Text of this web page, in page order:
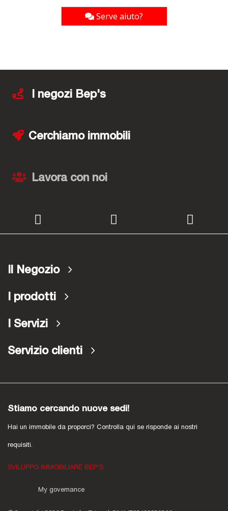
Serve aiuto?
I negozi Bep's
Cerchiamo immobili
Lavora con noi
Il Negozio
I prodotti
I Servizi
Servizio clienti
Stiamo cercando nuove sedi!
Hai un immobile da proporci? Controlla qui se risponde ai nostri
requisiti.
SVILUPPO IMMOBILIARE BEP'S
My governance